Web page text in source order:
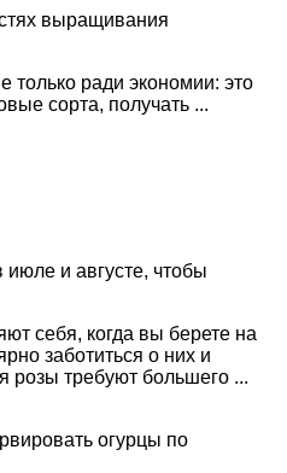
выращивания
ради экономии: это
сорта, получать ...
июле и августе, чтобы
себя, когда вы берете на
заботиться о них и
розы требуют большего ...
огурцы по